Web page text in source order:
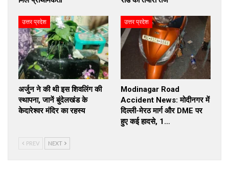
उत्तर प्रदेश
अर्जुन ने की थी इस शिवलिंग की
स्थापना, जानें बुंदेलखंड के
केदारेश्वर मंदिर का रहस्य
उत्तर प्रदेश
Modinagar Road
Accident News: मोदीनगर में
दिल्ली-मेरठ मार्ग और DME पर
हुए कई हादसे, 1…
PREV NEXT